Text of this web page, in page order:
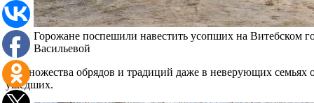
Горожане поспешили навестить усопших на Витебском
Васильевой
От множества обрядов и традиций даже в неверующих семьях
ушедших.